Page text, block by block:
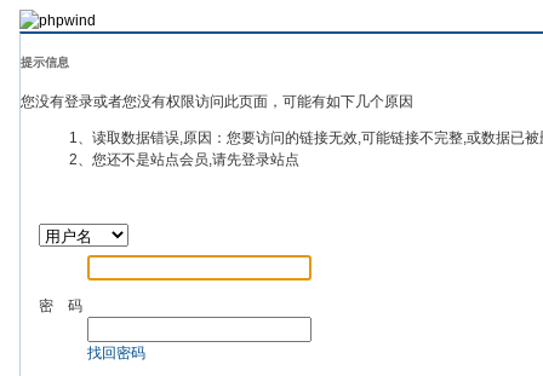
提示信息
您没有登录或者您没有权限访问此页面，可能有如下几个原因
1、读取数据错误,原因：您要访问的链接无效,可能链接不完整,或数据已
2、您还不是站点会员,请先登录站点
密 码
找回密码